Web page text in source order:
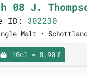
08 J.
ID: 302230
Malt •
10cl = 8,90 €